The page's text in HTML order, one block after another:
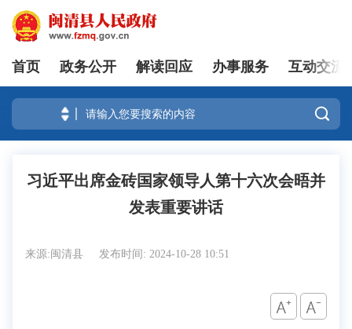
登录
首页 政务公开 解读回应 办事服务 互动交流

习近平出席金砖国家领导人第十六次会晤并
发表重要讲话
来源:闽清县 发布时间: 2024-10-28 10:51